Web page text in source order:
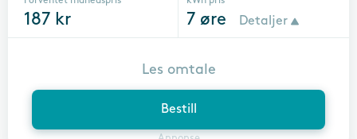
187 kr 7 øre Detaljer
Bestill
Les omtale